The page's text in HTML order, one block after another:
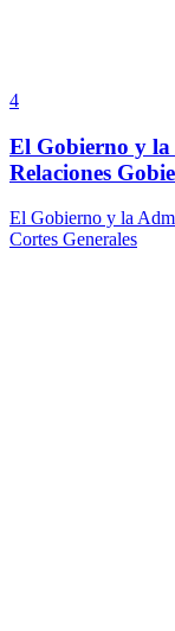
4
El Gobierno y
Relaciones
El Gobierno y la
Cortes Generales